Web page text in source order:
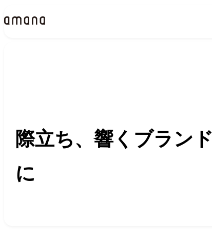
Insights インサイト
際立ち、響くブランド
に